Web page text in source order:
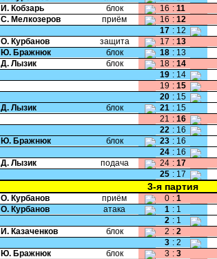
И. Кобзарь блок 16 : 11
С. Мелкозеров приём 16 : 12
17 : 12
О. Курбанов защита 17 : 13
Ю. Бражнюк блок 18 : 13
Д. Лызик блок 18 : 14
19 : 14
19 : 15
20 : 15
Д. Лызик блок 21 : 15
21 : 16
22 : 16
Ю. Бражнюк блок 23 : 16
24 : 16
Д. Лызик подача 24 : 17
25 : 17
3-я партия
О. Курбанов приём 0 : 1
О. Курбанов атака 1 : 1
2 : 1
И. Казаченков блок 2 : 2
3 : 2
Ю. Бражнюк блок 3 : 3